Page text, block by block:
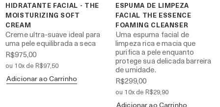
HIDRATANTE FACIAL - THE
MOISTURIZING SOFT
CREAM
Creme ultra-suave ideal para
uma pele equilibrada a seca
R$975,00
ou 10x de R$97,50
Adicionar ao Carrinho
ESPUMA DE LIMPEZA
FACIAL THE ESSENCE
FOAMING CLEANSER
Uma espuma facial de
limpeza rica e macia que
purifica a pele enquanto
protege sua delicada barreira
de umidade.
R$299,00
ou 10x de R$29,90
Adicionar ao Carrinho